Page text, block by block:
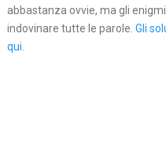
abbastanza ovvie, ma gli
indovinare tutte le parole. Gli
qui.